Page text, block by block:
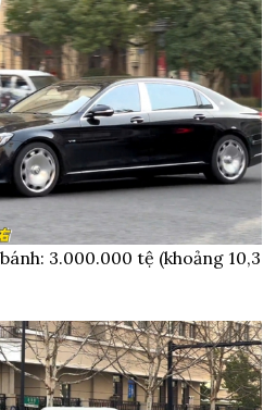
3.000.000 tệ (khoảng 10,3